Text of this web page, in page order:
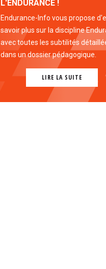
L'ENDURANCE !
Endurance-Info vous propose
savoir plus sur la discipline
avec toutes les subtilités
dans un dossier pédagogique.
LIRE LA SUITE